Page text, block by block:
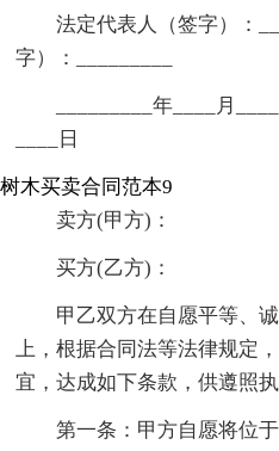
法定代表人（签字）：
字）：_________
_________年____月
____日
树木买卖合同范本9
卖方(甲方)：
买方(乙方)：
甲乙双方在自愿平等、
上，根据合同法等法律规定
宜，达成如下条款，供遵照执
第一条：甲方自愿将位